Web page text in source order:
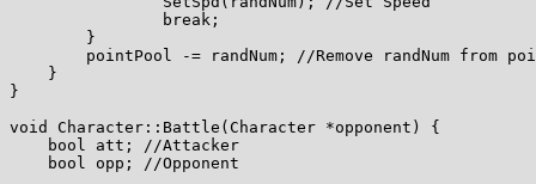
                break;
        }
pointPool -= randNum; //Remove randNum from
    }
}
void Character::Battle(Character *opponent) {
    bool att; //Attacker
    bool opp; //Opponent